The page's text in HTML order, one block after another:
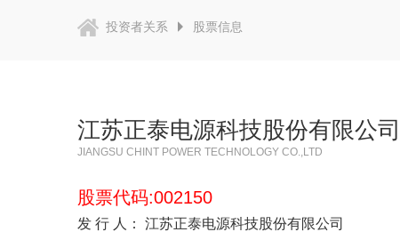
投资者关系 股票信息
江苏正泰电源科技股份有限公司
JIANGSU CHINT POWER TECHNOLOGY CO.,LTD
股票代码:002150
发 行 人： 江苏正泰电源科技股份有限公司